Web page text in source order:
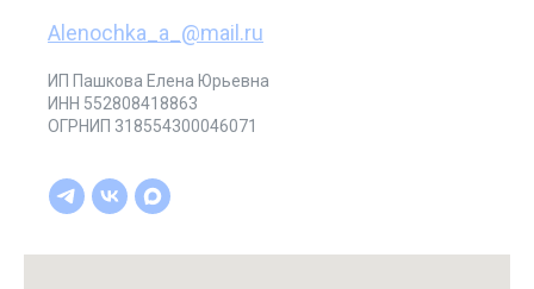
Alenochka_a_@mail.ru
ИП Пашкова Елена Юрьевна
ИНН 552808418863
ОГРНИП 318554300046071